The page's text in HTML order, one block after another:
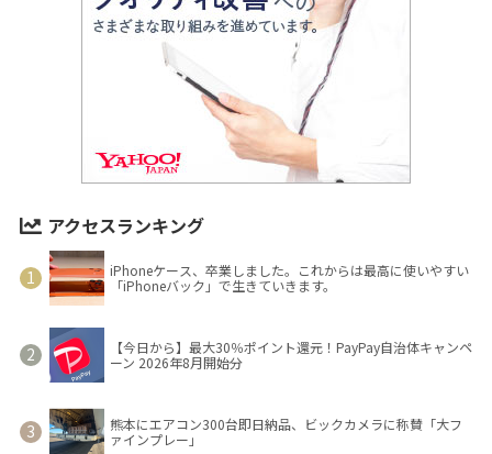
アクセスランキング
iPhoneケース、卒業しました。これからは最高に使いやすい
「iPhoneバック」で生きていきます。
【今日から】最大30％ポイント還元！PayPay自治体キャンペ
ーン 2026年8月開始分
熊本にエアコン300台即日納品、ビックカメラに称賛「大フ
ァインプレー」